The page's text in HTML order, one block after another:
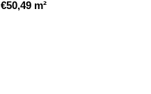
€50,49 m²